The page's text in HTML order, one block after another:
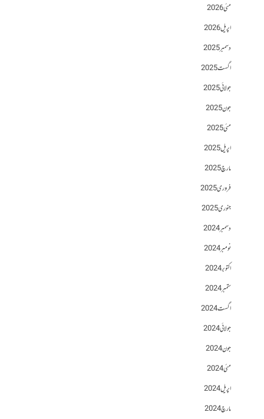
مئی 2026
اپریل 2026
دسمبر 2025
اگست 2025
جولائی 2025
جون 2025
مئی 2025
اپریل 2025
مارچ 2025
فروری 2025
جنوری 2025
دسمبر 2024
نومبر 2024
اکتوبر 2024
ستمبر 2024
اگست 2024
جولائی 2024
جون 2024
مئی 2024
اپریل 2024
مارچ 2024